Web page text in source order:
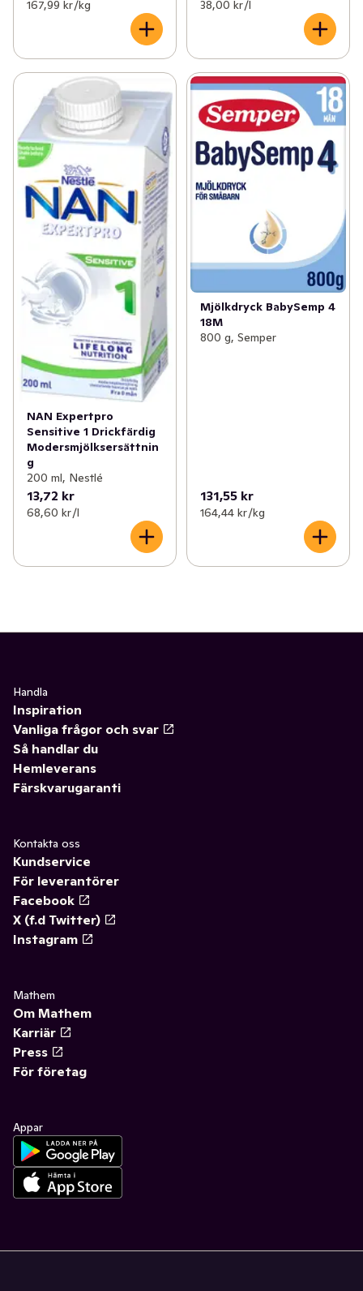
167,99 kr /kg 38,00 kr /l
NAN Expertpro
Sensitive 1 Drickfärdig
Modersmjölksersättnin
g
200 ml, Nestlé
13,72 kr
68,60 kr /l
Mjölkdryck BabySemp 4
18M
800 g, Semper
131,55 kr
164,44 kr /kg
Handla
Inspiration
Vanliga frågor och svar
Så handlar du
Hemleverans
Färskvarugaranti
Kontakta oss
Kundservice
För leverantörer
Facebook
X (f.d Twitter)
Instagram
Mathem
Om Mathem
Karriär
Press
För företag
Appar